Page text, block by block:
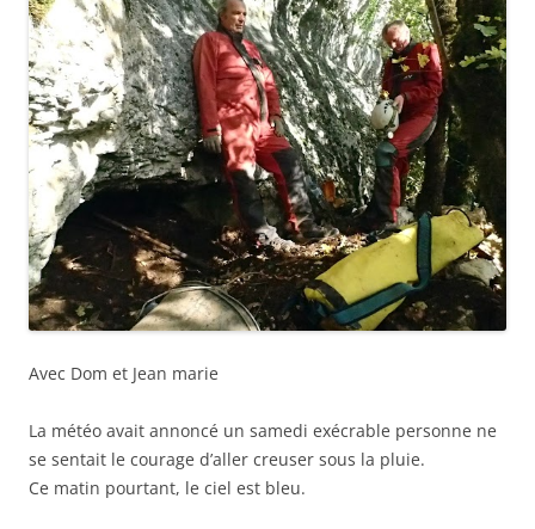
Avec Dom et Jean marie
La météo avait annoncé un samedi exécrable personne ne
se sentait le courage d’aller creuser sous la pluie.
Ce matin pourtant, le ciel est bleu.